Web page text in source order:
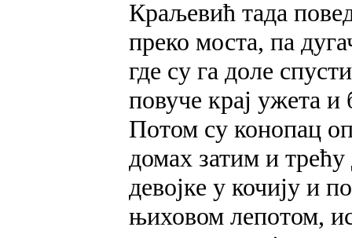
Краљевић тада
преко моста, па
где су га доле
повуче крај ужета и
Потом су конопац
домах затим и
девојке у кочију и
њиховом лепотом,